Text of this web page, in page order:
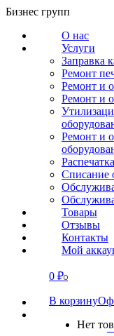
Перейти
содержанию
Бизнес групп
О нас
Услуги
Заправка
Ремонт
Ремонт и
Ремонт и
Ремонт и
Списание
Товары
Отзывы
Контакты
Мой
0 ₽0
В корзину
Нет
СВЯЗАТЬСЯ
О нас